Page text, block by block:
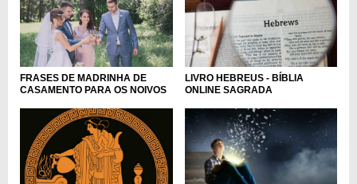
FRASES DE MADRINHA DE
CASAMENTO PARA OS NOIVOS
LIVRO HEBREUS - BÍBLIA
ONLINE SAGRADA